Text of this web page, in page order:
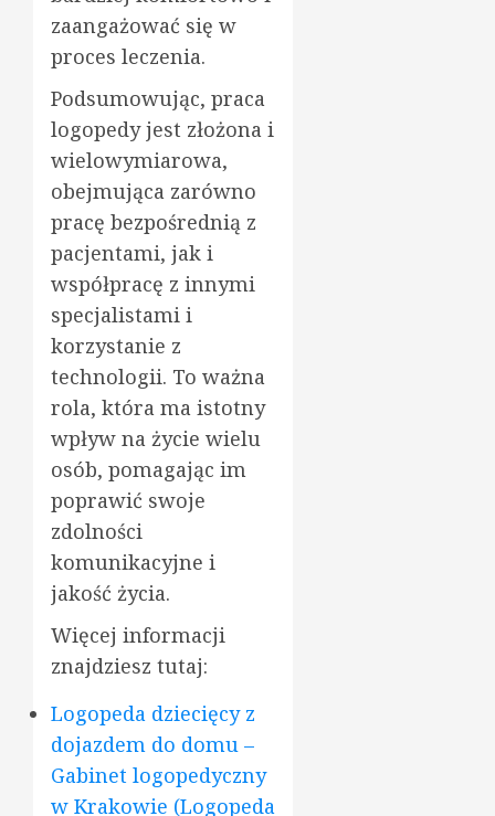
zaangażować się w
proces leczenia.
Podsumowując, praca
logopedy jest złożona i
wielowymiarowa,
obejmująca zarówno
pracę bezpośrednią z
pacjentami, jak i
współpracę z innymi
specjalistami i
korzystanie z
technologii. To ważna
rola, która ma istotny
wpływ na życie wielu
osób, pomagając im
poprawić swoje
zdolności
komunikacyjne i
jakość życia.
Więcej informacji
znajdziesz tutaj:
Logopeda dziecięcy z
dojazdem do domu –
Gabinet logopedyczny
w Krakowie (Logopeda